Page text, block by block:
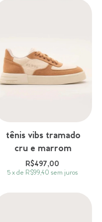
tênis vibs tramado
cru e marrom
R$497,00
5 x de R$99,40 sem juros